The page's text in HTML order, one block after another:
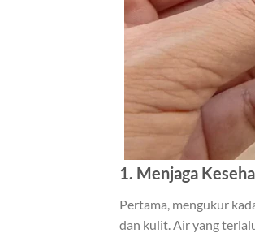
1. Menjaga
Pertama, mengukur
dan kulit. Air yang